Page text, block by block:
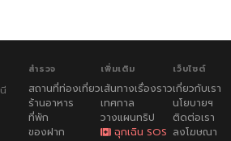
สำรวจ
สถานที่ท่องเที่ยว
ร้านอาหาร
ที่พัก
ของฝาก
เพิ่มเติม
เส้นทางเรื่องราว
เทศกาล
วางแผนทริป
ฉุกเฉิน SOS
เว็บไซต์
เกี่ยวกับเรา
นโยบายฯ
ติดต่อเรา
ลงโฆษณา